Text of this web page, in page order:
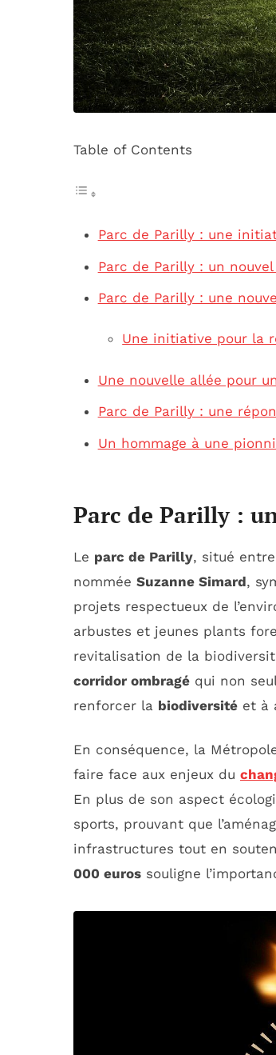
Table of Contents
Parc de Parilly : une
Parc de Parilly : un
Parc de Parilly : une
Une initiative pour la
Une nouvelle allée pour
Parc de Parilly : une
Un hommage à une
Parc de Parilly :
Le parc de Parilly, situé
nommée Suzanne Simard,
projets respectueux de
arbustes et jeunes plants
revitalisation de la
corridor ombragé qui non
renforcer la biodiversité et à
En conséquence, la
faire face aux enjeux du
En plus de son aspect
sports, prouvant que
infrastructures tout en
000 euros souligne